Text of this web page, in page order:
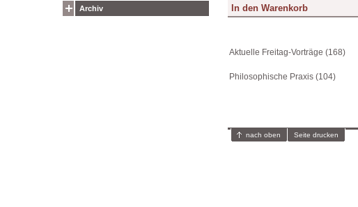
Archiv
Aktuelle Freitag-Vorträge (168)
Philosophische Praxis (104)
nach oben Seite drucken